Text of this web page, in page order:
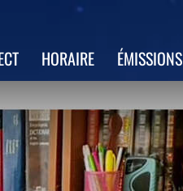
HORAIRE ÉMISSIONS